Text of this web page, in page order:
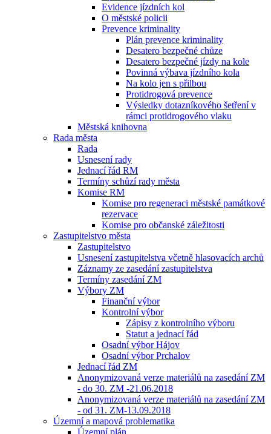
Evidence jízdních kol
O městské policii
Prevence kriminality
Plán prevence kriminality
Desatero bezpečné chůze
Desatero bezpečné jízdy na kole
Povinná výbava jízdního kola
Na kolo jen s přilbou
Protidrogová prevence
Výsledky dotazníkového šetření v
rámci protidrogového vlaku
Městská knihovna
Rada města
Rada
Usnesení rady
Jednací řád RM
Termíny schůzí rady města
Komise RM
Komise pro regeneraci městské památkové
rezervace
Komise pro občanské záležitosti
Zastupitelstvo města
Zastupitelstvo
Usnesení zastupitelstva včetně hlasovacích archů
Záznamy ze zasedání zastupitelstva
Termíny zasedání ZM
Výbory ZM
Finanční výbor
Kontrolní výbor
Zápisy z kontrolního výboru
Statut a jednací řád
Osadní výbor Hájov
Osadní výbor Prchalov
Jednací řád ZM
Anonymizovaná verze materiálů na zasedání ZM
- do 30. ZM -21.06.2018
Anonymizovaná verze materiálů na zasedání ZM
- od 31. ZM-13.09.2018
Územní a mapová problematika
Územní plán